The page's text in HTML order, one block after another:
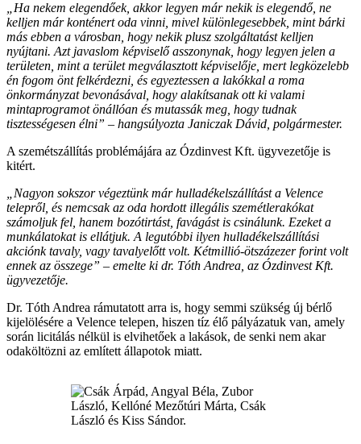
„Ha nekem elegendőek, akkor legyen már nekik is elegendő, ne
kelljen már konténert oda vinni, mivel különlegesebbek, mint bárki
más ebben a városban, hogy nekik plusz szolgáltatást kelljen
nyújtani. Azt javaslom képviselő asszonynak, hogy legyen jelen a
területen, mint a terület megválasztott képviselője, mert legközelebb
én fogom önt felkérdezni, és egyeztessen a lakókkal a roma
önkormányzat bevonásával, hogy alakítsanak ott ki valami
mintaprogramot önállóan és mutassák meg, hogy tudnak
tisztességesen élni” – hangsúlyozta Janiczak Dávid, polgármester.
A szemétszállítás problémájára az Ózdinvest Kft. ügyvezetője is
kitért.
„Nagyon sokszor végeztünk már hulladékelszállítást a Velence
telepről, és nemcsak az oda hordott illegális szemétlerakókat
számoljuk fel, hanem bozótirtást, favágást is csinálunk. Ezeket a
munkálatokat is ellátjuk. A legutóbbi ilyen hulladékelszállítási
akciónk tavaly, vagy tavalyelőtt volt. Kétmillió-ötszázezer forint volt
ennek az összege” – emelte ki dr. Tóth Andrea, az Ózdinvest Kft.
ügyvezetője.
Dr. Tóth Andrea rámutatott arra is, hogy semmi szükség új bérlő
kijelölésére a Velence telepen, hiszen tíz élő pályázatuk van, amely
során licitálás nélkül is elvihetőek a lakások, de senki nem akar
odaköltözni az említett állapotok miatt.